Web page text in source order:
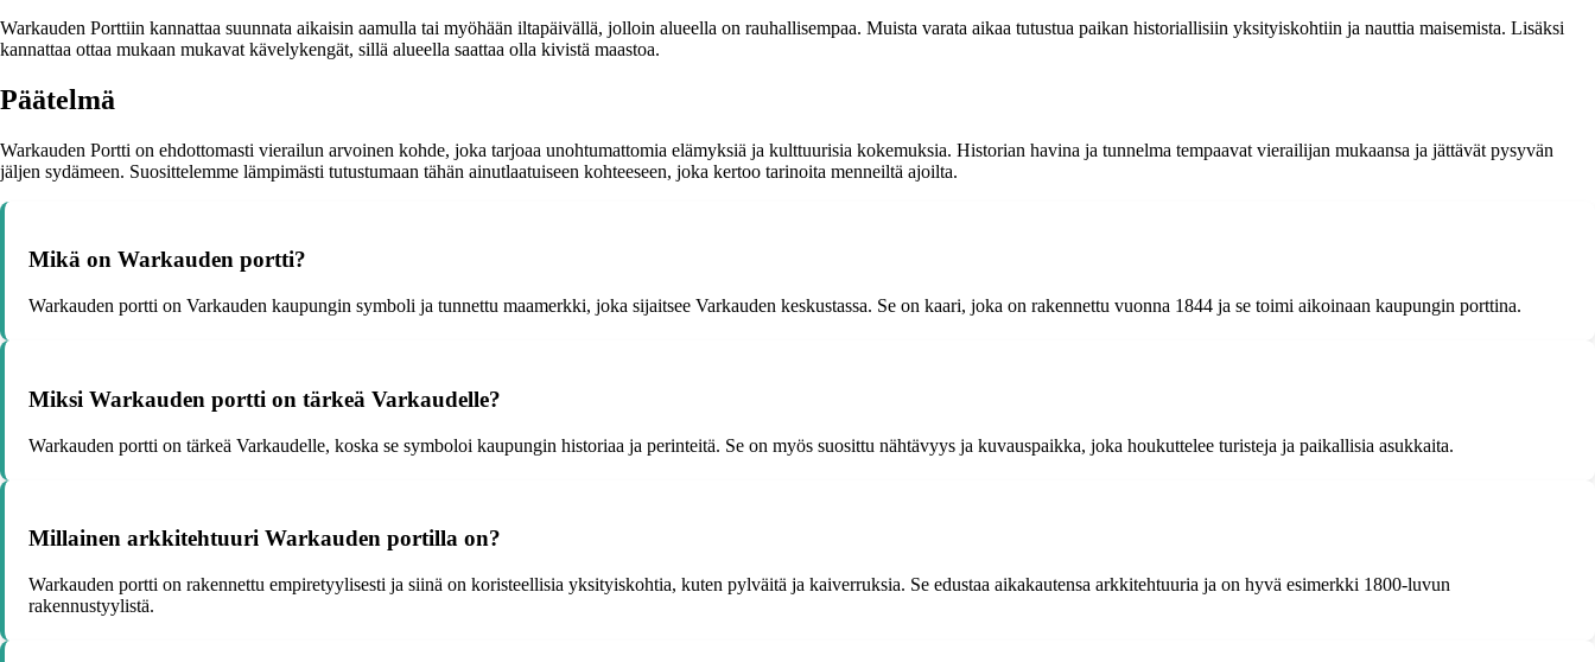
Warkauden Porttiin kannattaa suunnata aikaisin aamulla tai myöhään iltapäivällä, jolloin alueella on rauhallisempaa. Muista varata aikaa tutustua paikan historiallisiin yksityiskohtiin ja nauttia maisemista. Lisäksi
kannattaa ottaa mukaan mukavat kävelykengät, sillä alueella saattaa olla kivistä maastoa.
Päätelmä
Warkauden Portti on ehdottomasti vierailun arvoinen kohde, joka tarjoaa unohtumattomia elämyksiä ja kulttuurisia kokemuksia. Historian havina ja tunnelma tempaavat vierailijan mukaansa ja jättävät pysyvän
jäljen sydämeen. Suosittelemme lämpimästi tutustumaan tähän ainutlaatuiseen kohteeseen, joka kertoo tarinoita menneiltä ajoilta.
Mikä on Warkauden portti?
Warkauden portti on Varkauden kaupungin symboli ja tunnettu maamerkki, joka sijaitsee Varkauden keskustassa. Se on kaari, joka on rakennettu vuonna 1844 ja se toimi aikoinaan kaupungin porttina.
Miksi Warkauden portti on tärkeä Varkaudelle?
Warkauden portti on tärkeä Varkaudelle, koska se symboloi kaupungin historiaa ja perinteitä. Se on myös suosittu nähtävyys ja kuvauspaikka, joka houkuttelee turisteja ja paikallisia asukkaita.
Millainen arkkitehtuuri Warkauden portilla on?
Warkauden portti on rakennettu empiretyylisesti ja siinä on koristeellisia yksityiskohtia, kuten pylväitä ja kaiverruksia. Se edustaa aikakautensa arkkitehtuuria ja on hyvä esimerkki 1800-luvun
rakennustyylistä.